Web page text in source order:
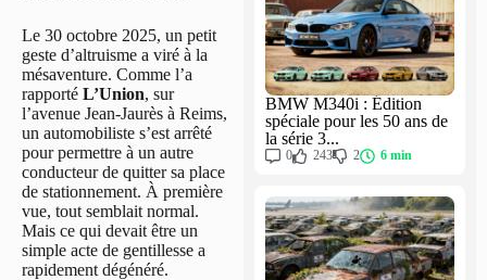
Le 30 octobre 2025, un petit
geste d’altruisme a viré à la
mésaventure. Comme l’a
rapporté L’Union, sur
l’avenue Jean-Jaurès à Reims,
un automobiliste s’est arrêté
pour permettre à un autre
conducteur de quitter sa place
de stationnement. À première
vue, tout semblait normal.
Mais ce qui devait être un
simple acte de gentillesse a
rapidement dégénéré.
BMW M340i : Édition
spéciale pour les 50 ans de
la série 3...
0 243 2 6 min